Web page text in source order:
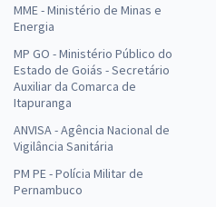
MME - Ministério de Minas e
Energia
MP GO - Ministério Público do
Estado de Goiás - Secretário
Auxiliar da Comarca de
Itapuranga
ANVISA - Agência Nacional de
Vigilância Sanitária
PM PE - Polícia Militar de
Pernambuco